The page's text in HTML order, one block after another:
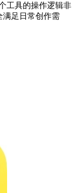
工具的操作逻辑非
满足日常创作需